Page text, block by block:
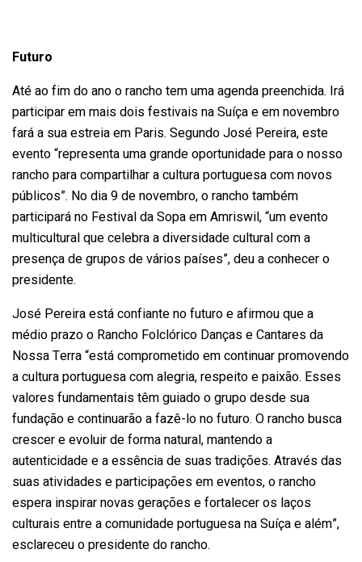
Futuro
Até ao fim do ano o rancho tem uma agenda preenchida. Irá
participar em mais dois festivais na Suíça e em novembro
fará a sua estreia em Paris. Segundo José Pereira, este
evento “representa uma grande oportunidade para o nosso
rancho para compartilhar a cultura portuguesa com novos
públicos”. No dia 9 de novembro, o rancho também
participará no Festival da Sopa em Amriswil, “um evento
multicultural que celebra a diversidade cultural com a
presença de grupos de vários países”, deu a conhecer o
presidente.
José Pereira está confiante no futuro e afirmou que a
médio prazo o Rancho Folclórico Danças e Cantares da
Nossa Terra “está comprometido em continuar promovendo
a cultura portuguesa com alegria, respeito e paixão. Esses
valores fundamentais têm guiado o grupo desde sua
fundação e continuarão a fazê-lo no futuro. O rancho busca
crescer e evoluir de forma natural, mantendo a
autenticidade e a essência de suas tradições. Através das
suas atividades e participações em eventos, o rancho
espera inspirar novas gerações e fortalecer os laços
culturais entre a comunidade portuguesa na Suíça e além”,
esclareceu o presidente do rancho.